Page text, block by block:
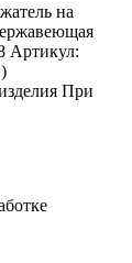
на
Артикул:
При